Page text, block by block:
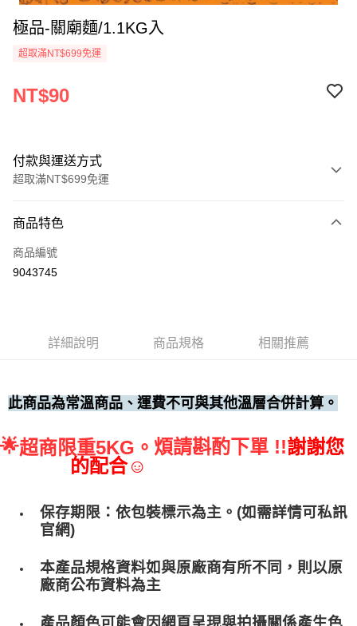
極品-關廟麵/1.1KG入
超取滿NT$699免運
NT$90
付款與運送方式
超取滿NT$699免運
信用卡一次付款
Apple Pay
每筆NT$60，滿NT$699(含以上)免運費
每筆NT$60，滿NT$699(含以上)免運費
每筆NT$250
商品特色
商品編號
9043745
詳細說明 商品規格 相關推薦
此商品為常溫商品、運費不可與其他溫層合併計算。
🌟超商限重5KG。 煩請斟酌下單 !!謝謝您
的配合☺
保存期限：依包裝標示為主。(如需詳情可私訊
官網)
本產品規格資料如與原廠商有所不同，則以原
廠商公布資料為主
產品顏色可能會因網頁呈現與拍攝關係產生色